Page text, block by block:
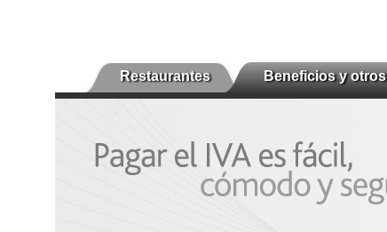
Restaurantes Beneficios y otros